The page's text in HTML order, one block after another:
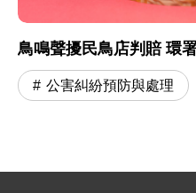
鳥鳴聲擾民鳥店判賠 環
公害糾紛預防與處理